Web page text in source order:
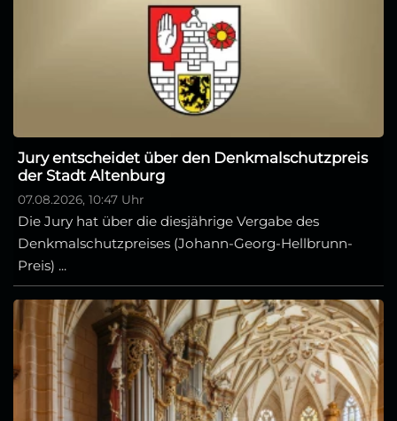
Jury entscheidet über den Denkmalschutzpreis
der Stadt Altenburg
07.08.2026, 10:47 Uhr
Die Jury hat über die diesjährige Vergabe des
Denkmalschutzpreises (Johann-Georg-Hellbrunn-
Preis) ...